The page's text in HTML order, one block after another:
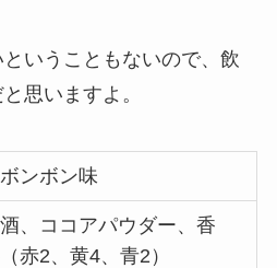
いうこともないので、飲
思いますよ。
ンボン味
、ココアパウダー、香
赤2、黄4、青2）